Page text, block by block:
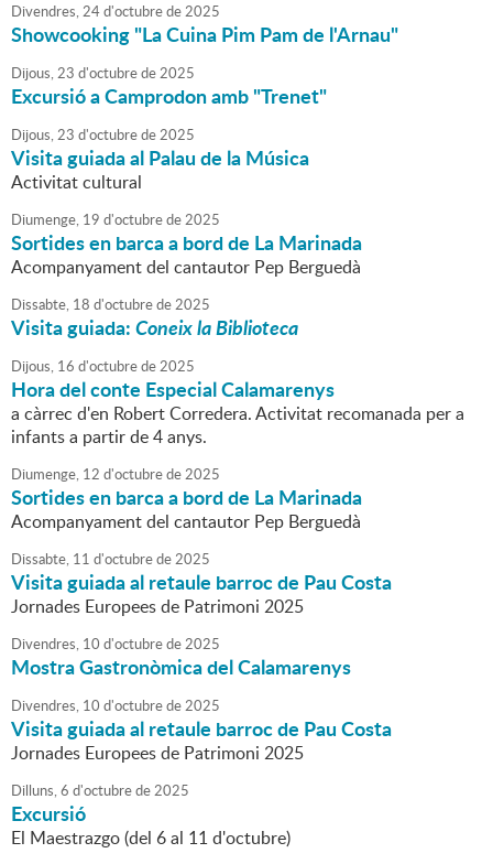
Divendres,24d'octubrede2025
Showcooking "La Cuina Pim Pam de l'Arnau"
Dijous,23 d'octubrede2025
Excursió a Camprodon amb "Trenet"
Dijous,23 d'octubrede2025
Visita guiada al Palau de la Música
Activitat cultural
Diumenge, 19 d'octubrede2025
Sortides en barca a bord de La Marinada
Acompanyament del cantautor Pep Berguedà
Dissabte, 18 d'octubrede2025
Visita guiada:Coneix la Biblioteca
Dijous, 16 d'octubrede2025
Hora del conte Especial Calamarenys
a càrrec d'en Robert Corredera. Activitat recomanada per a
infants a partir de 4 anys.
Diumenge, 12 d'octubrede2025
Sortides en barca a bord de La Marinada
Acompanyament del cantautor Pep Berguedà
Dissabte, 11 d'octubrede2025
Visita guiada al retaule barroc de Pau Costa
Jornades Europees de Patrimoni 2025
Divendres, 10 d'octubrede2025
Mostra Gastronòmica del Calamarenys
Divendres, 10 d'octubrede2025
Visita guiada al retaule barroc de Pau Costa
Jornades Europees de Patrimoni 2025
Dilluns,6 d'octubrede2025
Excursió
El Maestrazgo (del 6 al 11 d'octubre)